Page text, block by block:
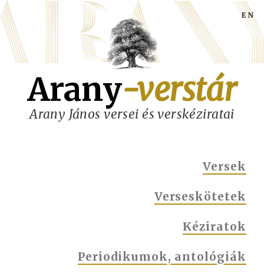
Ugrás
a
tartalomra
Arany-verstár
Arany János versei és verskéziratai
Versek
Verseskötetek
Kéziratok
Periodikumok, antológiák